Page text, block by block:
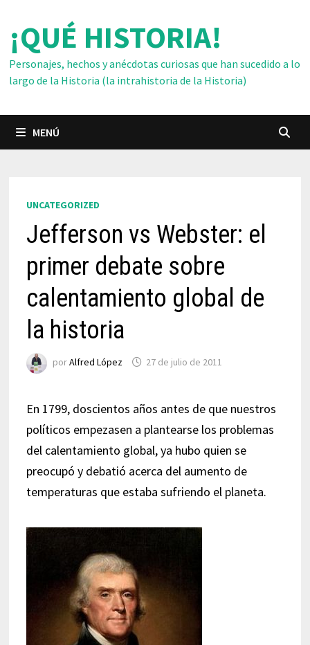
contenido
¡QUÉ HISTORIA!
Personajes, hechos y anécdotas curiosas que han sucedido a lo
largo de la Historia (la intrahistoria de la Historia)
MENÚ
UNCATEGORIZED
Jefferson vs Webster: el
primer debate sobre
calentamiento global de
la historia
porAlfred López 27 de julio de 2011
En 1799, doscientos años antes de que nuestros
políticos empezasen a plantearse los problemas
del calentamiento global, ya hubo quien se
preocupó y debatió acerca del aumento de
temperaturas que estaba sufriendo el planeta.